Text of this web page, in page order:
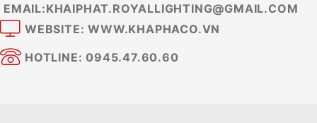
EMAIL:KHAIPHAT.ROYALLIGHTING@GMAIL.COM
WEBSITE: WWW.KHAPHACO.VN
HOTLINE: 0945.47.60.60